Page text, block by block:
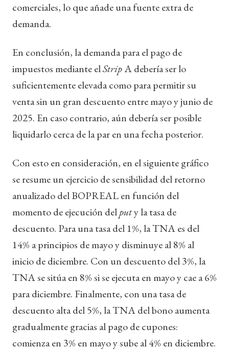
comerciales, lo que añade una fuente extra de
demanda.
En conclusión, la demanda para el pago de
impuestos mediante elStripA debería ser lo
suficientemente elevada como para permitir su
venta sin un gran descuento entre mayo y junio de
2025. En caso contrario, aún debería ser posible
liquidarlo cerca de la par en una fecha posterior.
Con esto en consideración, en el siguiente gráfico
se resume un ejercicio de sensibilidad del retorno
anualizado del BOPREAL en función del
momento de ejecución delputy la tasa de
descuento. Para una tasa del 1%, la TNA es del
14% a principios de mayo y disminuye al 8% al
inicio de diciembre. Con un descuento del 3%, la
TNA se sitúa en 8% si se ejecuta en mayo y cae a 6%
para diciembre. Finalmente, con una tasa de
descuento alta del 5%, la TNA del bono aumenta
gradualmente gracias al pago de cupones:
comienza en 3% en mayo y sube al 4% en diciembre.